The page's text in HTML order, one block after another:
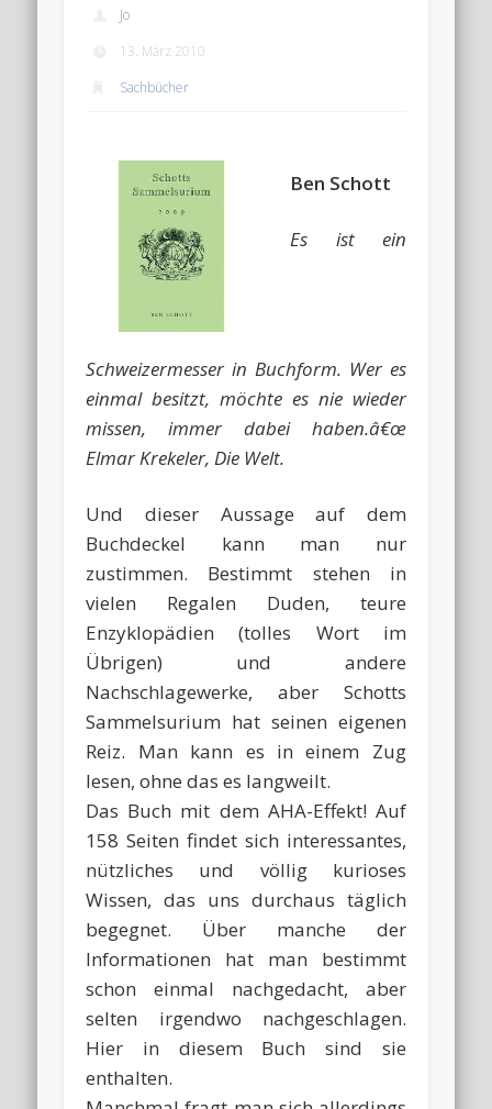
Jo
13. März 2010
Sachbücher
Ben Schott
Es ist ein
Schweizermesser in Buchform. Wer es
einmal besitzt, möchte es nie wieder
missen, immer dabei haben.â€œ
Elmar Krekeler, Die Welt.
Und dieser Aussage auf dem
Buchdeckel kann man nur
zustimmen. Bestimmt stehen in
vielen Regalen Duden, teure
Enzyklopädien (tolles Wort im
Übrigen) und andere
Nachschlagewerke, aber Schotts
Sammelsurium hat seinen eigenen
Reiz. Man kann es in einem Zug
lesen, ohne das es langweilt.
Das Buch mit dem AHA-Effekt! Auf
158 Seiten findet sich interessantes,
nützliches und völlig kurioses
Wissen, das uns durchaus täglich
begegnet. Über manche der
Informationen hat man bestimmt
schon einmal nachgedacht, aber
selten irgendwo nachgeschlagen.
Hier in diesem Buch sind sie
enthalten.